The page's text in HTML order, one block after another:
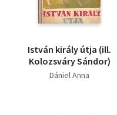
István király útja (ill.
Kolozsváry Sándor)
Dániel Anna